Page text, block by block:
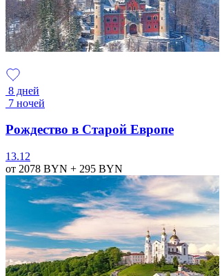
8 дней
7 ночей
Рождество в Старой Европе
13.12
от 2078 BYN + 295 BYN